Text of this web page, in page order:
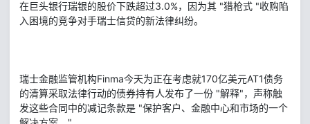
在巨头银行瑞银的股价下跌超过3.0%，因为其 "猎枪式 "收购陷
入困境的竞争对手瑞士信贷的新法律纠纷。
瑞士金融监管机构Finma今天为正在考虑就170亿美元AT1债务
的清算采取法律行动的债券持有人发布了一份 "解释"，声称触
发这些合同中的减记条款是 "保护客户、金融中心和市场的一个